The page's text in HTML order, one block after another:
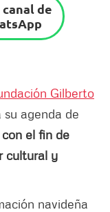
de
Gilberto
su agenda de
con el fin de
cultural y
navideña